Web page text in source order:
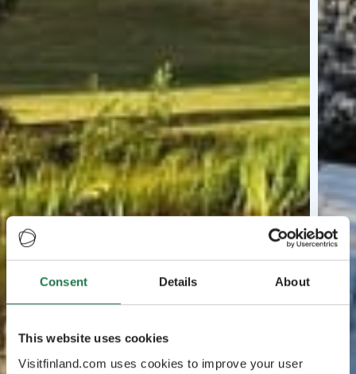
Consent Details About
This website uses cookies
Visitfinland.com uses cookies to improve your user